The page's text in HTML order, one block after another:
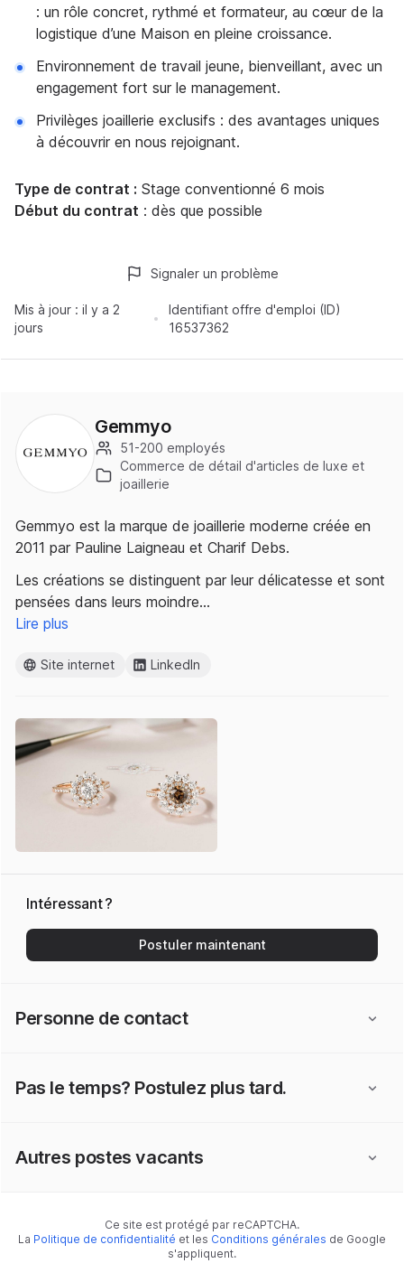
: un rôle concret, rythmé et formateur, au cœur de la
logistique d’une Maison en pleine croissance.
Environnement de travail jeune, bienveillant, avec un
engagement fort sur le management.
Privilèges joaillerie exclusifs : des avantages uniques
à découvrir en nous rejoignant.
Type de contrat : Stage conventionné 6 mois
Début du contrat : dès que possible
Mis à jour : il y a 2
jours
Identifiant offre d'emploi (ID)
16537362
Signaler un problème
Gemmyo
51-200 employés
Commerce de détail d'articles de luxe et
joaillerie
Gemmyo est la marque de joaillerie moderne créée en
2011 par Pauline Laigneau et Charif Debs.
Les créations se distinguent par leur délicatesse et sont
pensées dans leurs moindre…
Lire plus
Site internet LinkedIn
Intéressant ?
Postuler maintenant
Personne de contact
Pas le temps? Postulez plus tard.
Autres postes vacants
Ce site est protégé par reCAPTCHA.
La Politique de confidentialité et les Conditions générales de Google
s'appliquent.